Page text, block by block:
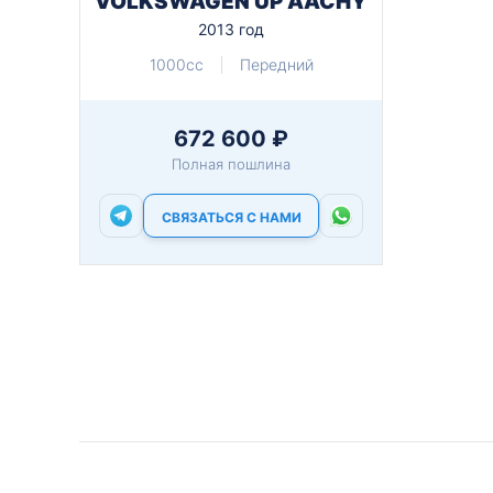
2013 год
1000cc
Передний
672 600 ₽
Полная пошлина
СВЯЗАТЬСЯ С НАМИ